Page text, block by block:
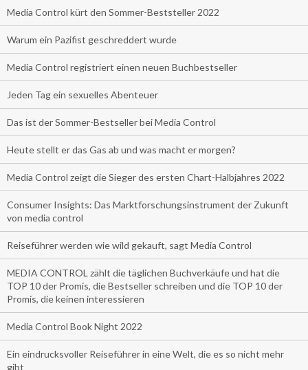
Media Control kürt den Sommer-Beststeller 2022
Warum ein Pazifist geschreddert wurde
Media Control registriert einen neuen Buchbestseller
Jeden Tag ein sexuelles Abenteuer
Das ist der Sommer-Bestseller bei Media Control
Heute stellt er das Gas ab und was macht er morgen?
Media Control zeigt die Sieger des ersten Chart-Halbjahres 2022
Consumer Insights: Das Marktforschungsinstrument der Zukunft
von media control
Reiseführer werden wie wild gekauft, sagt Media Control
MEDIA CONTROL zählt die täglichen Buchverkäufe und hat die
TOP 10 der Promis, die Bestseller schreiben und die TOP 10 der
Promis, die keinen interessieren
Media Control Book Night 2022
Ein eindrucksvoller Reiseführer in eine Welt, die es so nicht mehr
gibt